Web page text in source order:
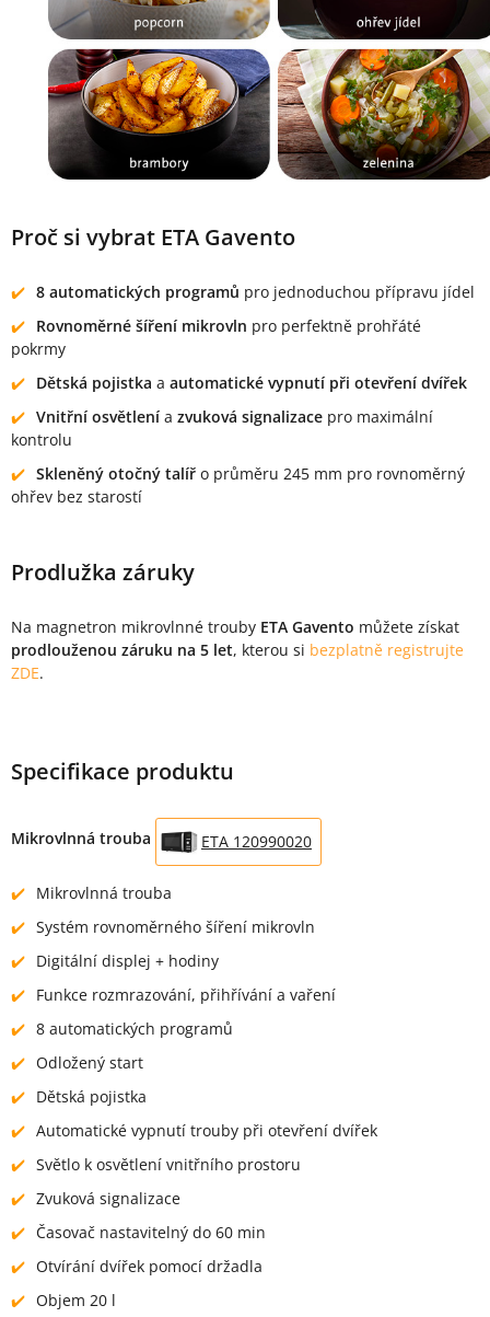
Proč si vybrat ETA Gavento
8 automatických programů pro jednoduchou přípravu jídel
Rovnoměrné šíření mikrovln pro perfektně prohřáté
pokrmy
Dětská pojistka a automatické vypnutí při otevření dvířek
Vnitřní osvětlení a zvuková signalizace pro maximální
kontrolu
Skleněný otočný talíř o průměru 245 mm pro rovnoměrný
ohřev bez starostí
Prodlužka záruky
Na magnetron mikrovlnné trouby ETA Gavento můžete získat
prodlouženou záruku na 5 let, kterou si bezplatně registrujte
ZDE.
Specifikace produktu
Mikrovlnná trouba ETA 120990020
Mikrovlnná trouba
Systém rovnoměrného šíření mikrovln
Digitální displej + hodiny
Funkce rozmrazování, přihřívání a vaření
8 automatických programů
Odložený start
Dětská pojistka
Automatické vypnutí trouby při otevření dvířek
Světlo k osvětlení vnitřního prostoru
Zvuková signalizace
Časovač nastavitelný do 60 min
Otvírání dvířek pomocí držadla
Objem 20 l